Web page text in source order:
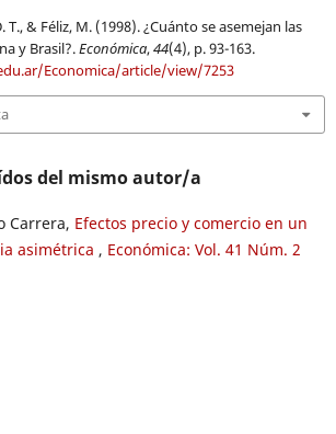
T., & Féliz, M. (1998). ¿Cuánto se asemejan las
y Brasil?.Económica,44(4), p. 93-163.
Economica/article/view/7253
del mismo autor/a
Carrera, Efectos precio y comercio en un
asimétrica , Económica: Vol. 41 Núm. 2